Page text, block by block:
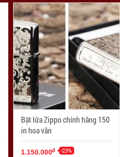
Bật lửa Zippo chính hãng 150
in hoa văn
1.150.000đ -23%